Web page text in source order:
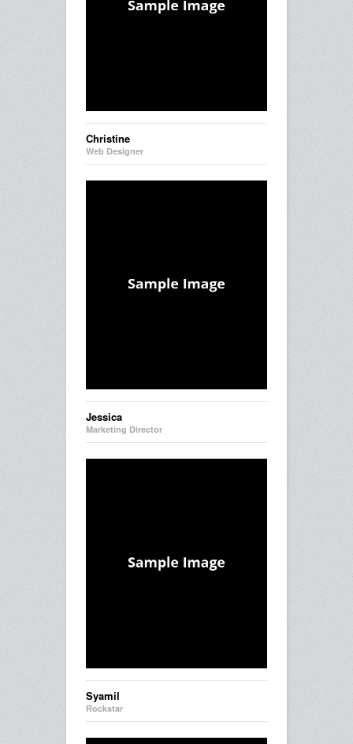
Christine
Web Designer
Jessica
Marketing Director
Syamil
Rockstar